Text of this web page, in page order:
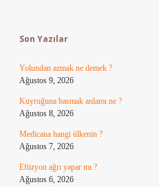
Son Yazılar
Yolundan azmak ne demek ?
Ağustos 9, 2026
Kuyruğuna basmak anlamı ne ?
Ağustos 8, 2026
Medicana hangi ülkenin ?
Ağustos 7, 2026
Efüzyon ağrı yapar mı ?
Ağustos 6, 2026